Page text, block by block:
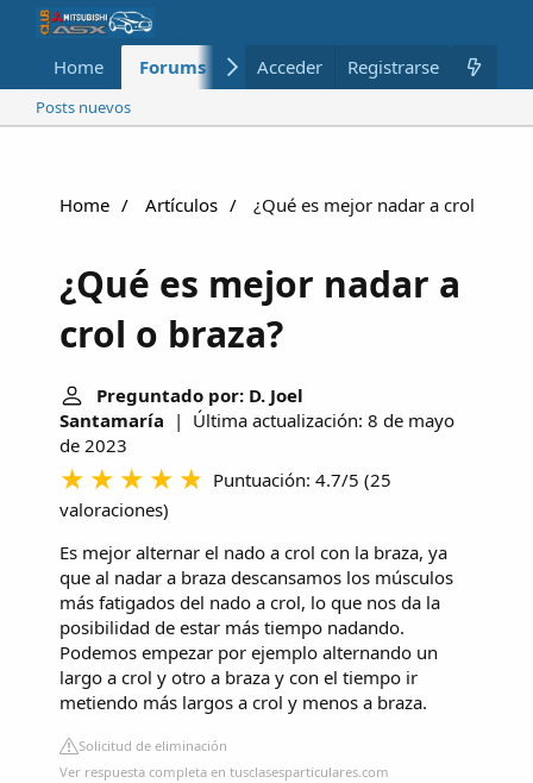
Home Forums Nuevo Miembros
Acceder Registrarse
Posts nuevos
Home Artículos ¿Qué es mejor nadar a crol o
¿Qué es mejor nadar a
crol o braza?
Preguntado por: D. Joel
Santamaría | Última actualización: 8 de mayo
de 2023
Puntuación: 4.7/5 (25
valoraciones)
Es mejor alternar el nado a crol con la braza, ya
que al nadar a braza descansamos los músculos
más fatigados del nado a crol, lo que nos da la
posibilidad de estar más tiempo nadando.
Podemos empezar por ejemplo alternando un
largo a crol y otro a braza y con el tiempo ir
metiendo más largos a crol y menos a braza.
Solicitud de eliminación
Ver respuesta completa en tusclasesparticulares.com